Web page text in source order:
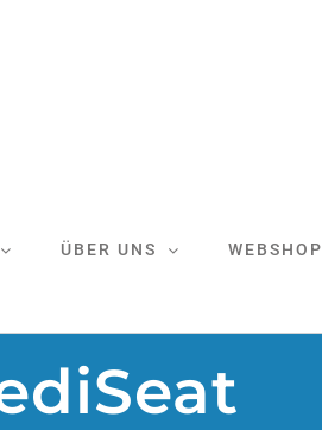
ÜBER UNS WEBSHOP